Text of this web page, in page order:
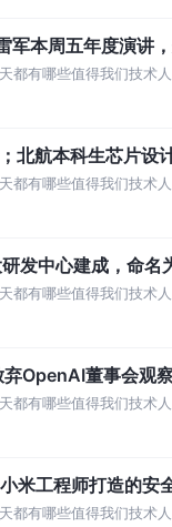
本周五年度演讲
都有哪些值得我们技术
人士回应
北航本科生芯片设
都有哪些值得我们技术
加盟中国电子 爱奇艺
发中心建成，命名
都有哪些值得我们技术
球最大研发中心
OpenAI董事会观
都有哪些值得我们技术
传地平线重组智驾算
米工程师打造的安
都有哪些值得我们技术